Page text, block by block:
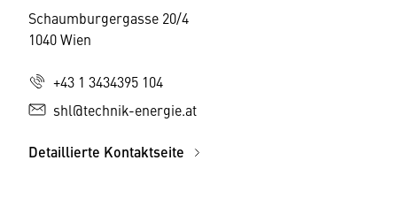
Schaumburgergasse 20/4
1040 Wien
+43 1 3434395 104
shl@technik-energie.at
Detaillierte Kontaktseite